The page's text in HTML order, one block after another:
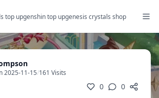
top upgenshin top upgenesis crystals shop
2025-11-15/161 Visits
0 0